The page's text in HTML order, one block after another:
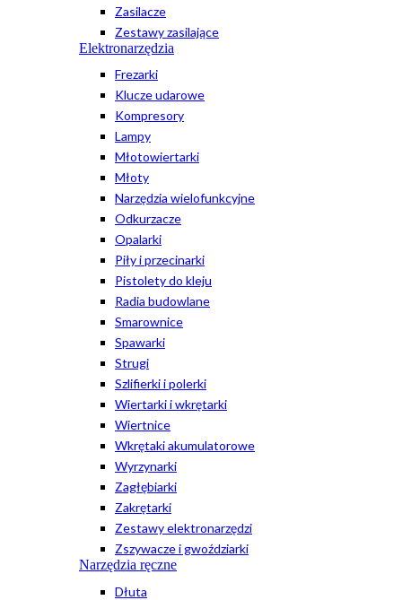
Zasilacze
Zestawy zasilające
Elektronarzędzia
Frezarki
Klucze udarowe
Kompresory
Lampy
Młotowiertarki
Młoty
Narzędzia wielofunkcyjne
Odkurzacze
Opalarki
Piły i przecinarki
Pistolety do kleju
Radia budowlane
Smarownice
Spawarki
Strugi
Szlifierki i polerki
Wiertarki i wkrętarki
Wiertnice
Wkrętaki akumulatorowe
Wyrzynarki
Zagłębiarki
Zakrętarki
Zestawy elektronarzędzi
Zszywacze i gwoździarki
Narzędzia ręczne
Dłuta